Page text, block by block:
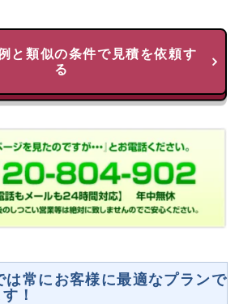
と類似の条件で見積を依頼す
る
は常にお客様に最適なプランで
！